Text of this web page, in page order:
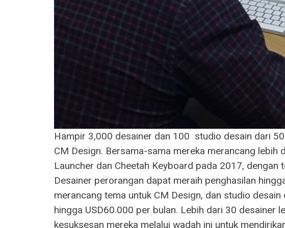
Hampir 3,000 desainer dan 100 studio desain dari
CM Design. Bersama-sama mereka merancang lebih
Launcher dan Cheetah Keyboard pada 2017, dengan
Desainer perorangan dapat meraih penghasilan
merancang tema untuk CM Design, dan studio
hingga USD60.000 per bulan. Lebih dari 30 desainer
kesuksesan mereka melalui wadah ini untuk